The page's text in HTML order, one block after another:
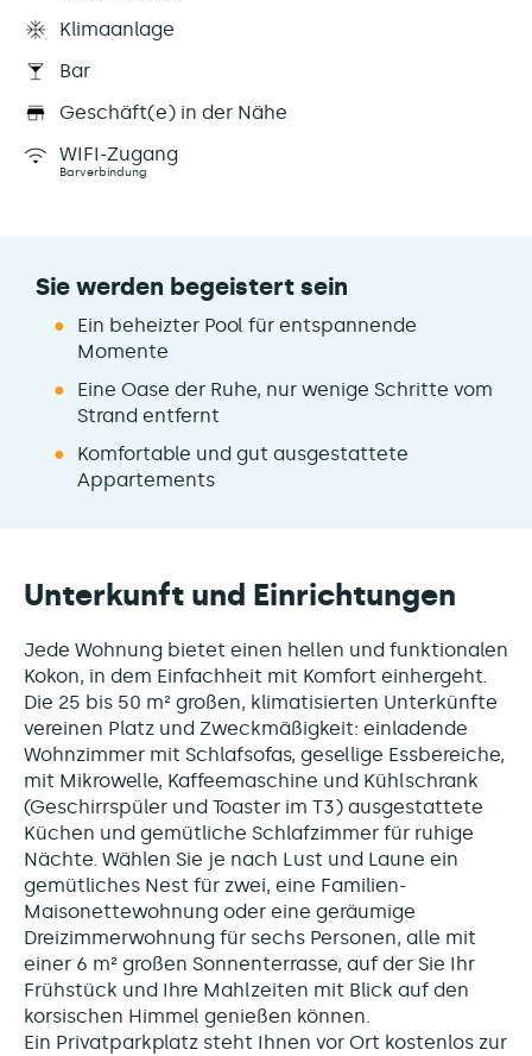
Klimaanlage
Bar
Geschäft(e) in der Nähe
WIFI-Zugang
Barverbindung
Sie werden begeistert sein
Ein beheizter Pool für entspannende
Momente
Eine Oase der Ruhe, nur wenige Schritte vom
Strand entfernt
Komfortable und gut ausgestattete
Appartements
Unterkunft und Einrichtungen
Jede Wohnung bietet einen hellen und funktionalen
Kokon, in dem Einfachheit mit Komfort einhergeht.
Die 25 bis 50 m² großen, klimatisierten Unterkünfte
vereinen Platz und Zweckmäßigkeit: einladende
Wohnzimmer mit Schlafsofas, gesellige Essbereiche,
mit Mikrowelle, Kaffeemaschine und Kühlschrank
(Geschirrspüler und Toaster im T3) ausgestattete
Küchen und gemütliche Schlafzimmer für ruhige
Nächte. Wählen Sie je nach Lust und Laune ein
gemütliches Nest für zwei, eine Familien-
Maisonettewohnung oder eine geräumige
Dreizimmerwohnung für sechs Personen, alle mit
einer 6 m² großen Sonnenterrasse, auf der Sie Ihr
Frühstück und Ihre Mahlzeiten mit Blick auf den
korsischen Himmel genießen können.
Ein Privatparkplatz steht Ihnen vor Ort kostenlos zur